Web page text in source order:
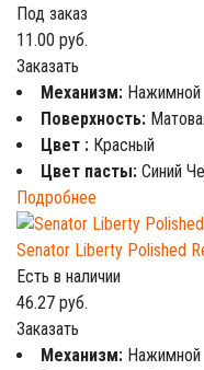
Под заказ
11.00 руб.
Заказать
Механизм: Нажимной
Поверхность:
Цвет : Красный
Цвет пасты: Синий
Подробнее
Senator Liberty Polished
Есть в наличии
46.27 руб.
Заказать
Механизм: Нажимной